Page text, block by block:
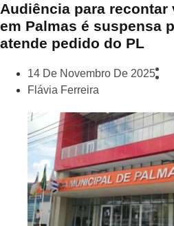
Audiência para recontar
em Palmas é suspensa
atende pedido do PL
14 De Novembro De 2025
Flávia Ferreira